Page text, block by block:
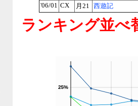
'06/01 CX 月21 西遊記
ランキング並